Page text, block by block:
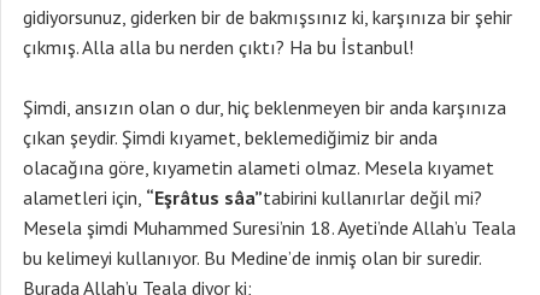
gidiyorsunuz, giderken bir de bakmışsınız ki, karşınıza bir şehir
çıkmış. Alla alla bu nerden çıktı? Ha bu İstanbul!
Şimdi, ansızın olan o dur, hiç beklenmeyen bir anda karşınıza
çıkan şeydir. Şimdi kıyamet, beklemediğimiz bir anda
olacağına göre, kıyametin alameti olmaz. Mesela kıyamet
alametleri için, “Eşrâtus sâa”tabirini kullanırlar değil mi?
Mesela şimdi Muhammed Suresi’nin 18. Ayeti’nde Allah’u Teala
bu kelimeyi kullanıyor. Bu Medine’de inmiş olan bir suredir.
Burada Allah’u Teala diyor ki;